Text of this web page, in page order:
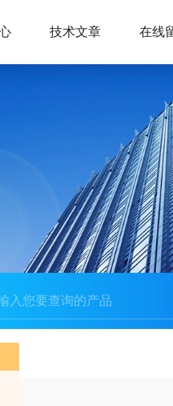
技术文章 在线